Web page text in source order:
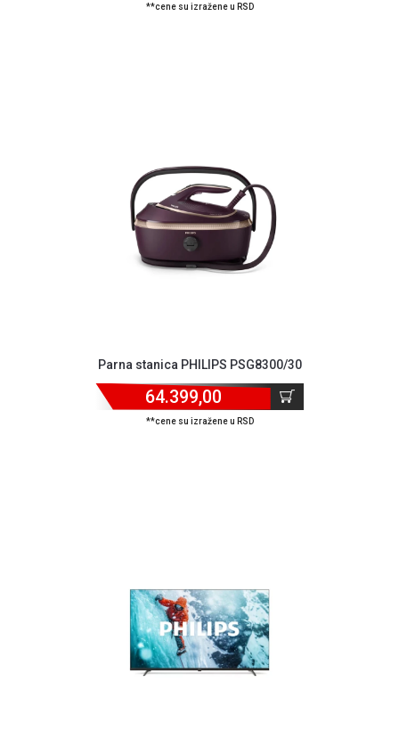
**cene su izražene u RSD
Parna stanica PHILIPS PSG8300/30
64.399,00
**cene su izražene u RSD